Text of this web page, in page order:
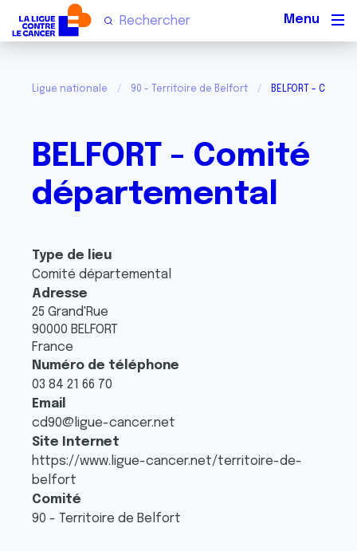
Ligue nationale 90 - Territoire de Belfort BELFORT -
BELFORT - Comité
départemental
Type de lieu
Comité départemental
Adresse
25 Grand'Rue
90000 BELFORT
France
Numéro de téléphone
03 84 21 66 70
Email
cd90@ligue-cancer.net
Site Internet
https://www.ligue-cancer.net/territoire-de-
belfort
Comité
90 - Territoire de Belfort